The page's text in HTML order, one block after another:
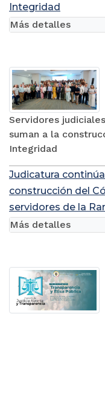
Servidores
suman a la
Servidores
suman a la
Integridad
Judicatura
construcción del